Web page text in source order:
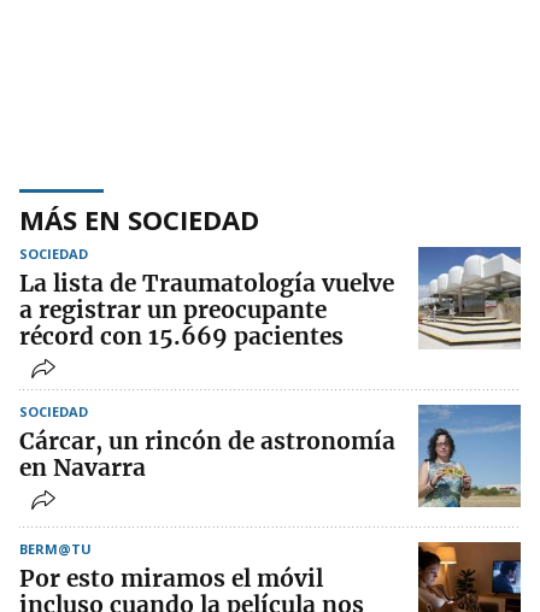
MÁS EN SOCIEDAD
SOCIEDAD
La lista de Traumatología vuelve
a registrar un preocupante
récord con 15.669 pacientes
SOCIEDAD
Cárcar, un rincón de astronomía
en Navarra
BERM@TU
Por esto miramos el móvil
incluso cuando la película nos